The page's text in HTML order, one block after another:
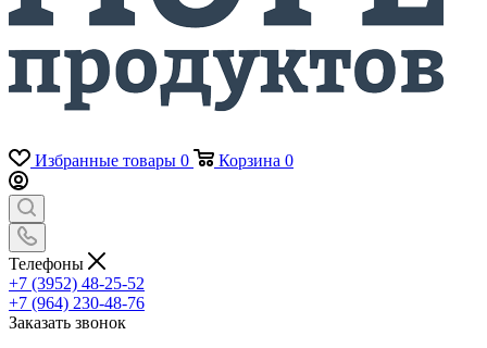
Избранные товары 0 Корзина 0
Телефоны
+7 (3952) 48-25-52
+7 (964) 230-48-76
Заказать звонок